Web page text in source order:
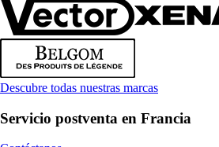
Descubre todas nuestras marcas
Servicio postventa en Francia